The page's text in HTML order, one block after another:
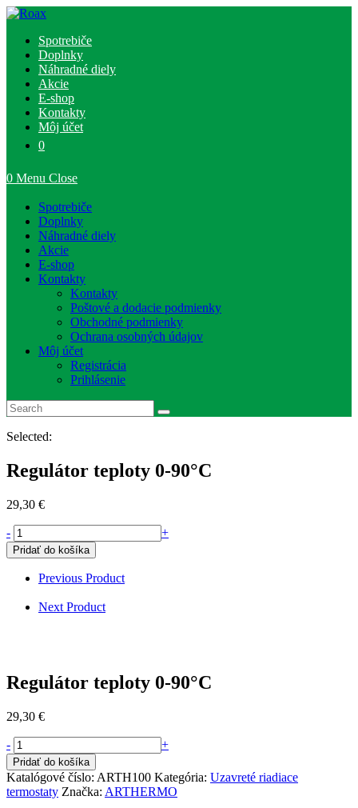
Skip
contentSpotrebiče
Doplnky
Náhradné diely
Akcie
E-shop
Kontakty
Môj účet
0
0 Menu Close
Spotrebiče
Doplnky
Náhradné diely
Akcie
E-shop
Kontakty
Kontakty
Poštové a dodacie podmienky
Obchodné podmienky
Ochrana osobných údajov
Môj účet
Registrácia
Prihlásenie
Selected:
Regulátor teploty 0-90°C
29,30 €
- množstvo
Regulátor
teploty
90°C
+
Pridať do košíka
Previous Product
Next Product
Regulátor teploty 0-90°C
29,30 €
- množstvo
Regulátor
teploty
0-
90°C
+
Pridať do košíka
Katalógové číslo: ARTH100 Kategória: Uzavreté riadiace
termostaty Značka: ARTHERMO